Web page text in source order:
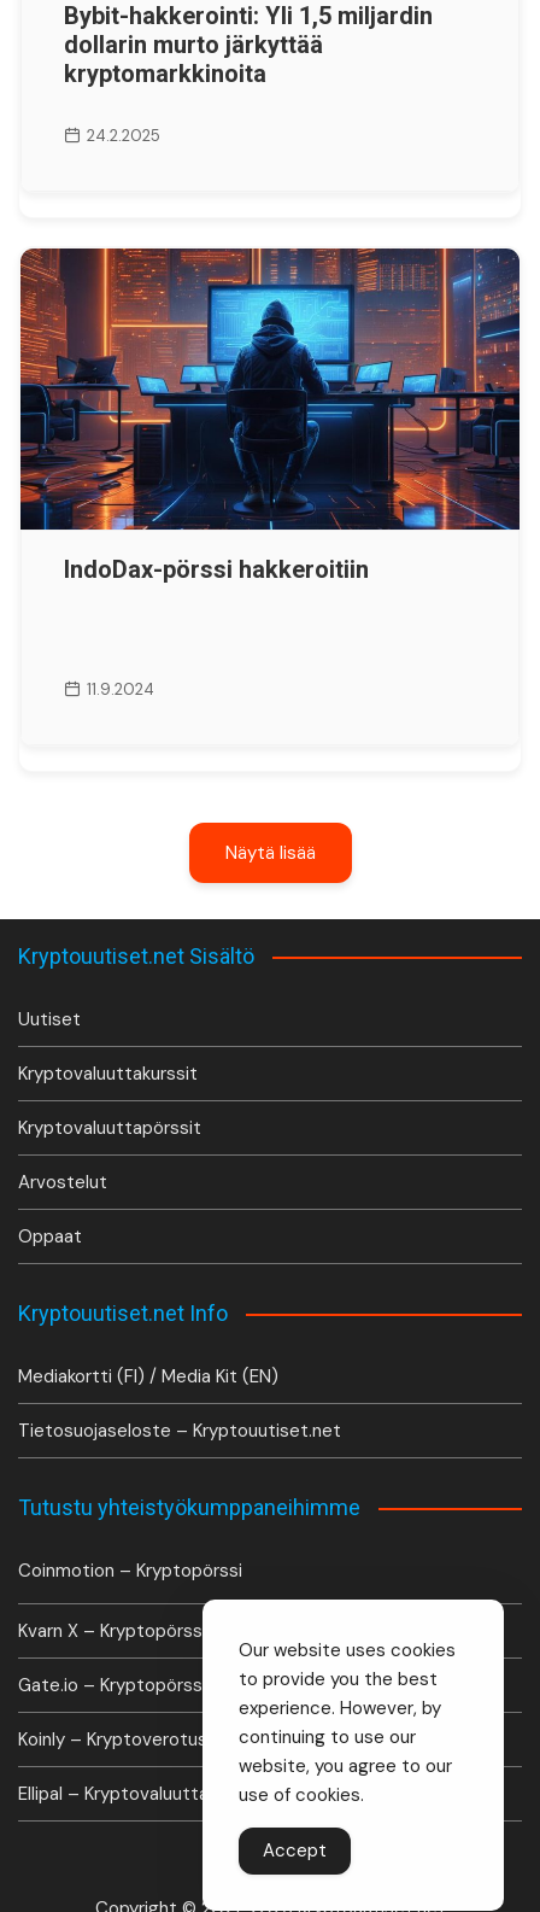
Bybit-hakkerointi: Yli 1,5 miljardin
dollarin murto järkyttää
kryptomarkkinoita
24.2.2025
IndoDax-pörssi hakkeroitiin
11.9.2024
Näytä lisää
Kryptouutiset.net Sisältö
Uutiset
Kryptovaluuttakurssit
Kryptovaluuttapörssit
Arvostelut
Oppaat
Kryptouutiset.net Info
Mediakortti (FI) / Media Kit (EN)
Tietosuojaseloste – Kryptouutiset.net
Tutustu yhteistyökumppaneihimme
Coinmotion – Kryptopörssi
Kvarn X – Kryptopörssi
Gate.io – Kryptopörssi
Koinly – Kryptoverotus laskuri
Ellipal – Kryptovaluutta lompakko
Our website uses cookies
to provide you the best
experience. However, by
continuing to use our
website, you agree to our
use of cookies.
Accept